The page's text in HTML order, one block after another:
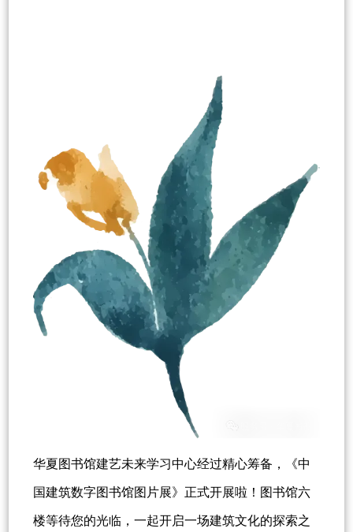
华夏图书馆建艺未来学习中心经过精心筹备，《中
国建筑数字图书馆图片展》正式开展啦！图书馆六
楼等待您的光临，一起开启一场建筑文化的探索之